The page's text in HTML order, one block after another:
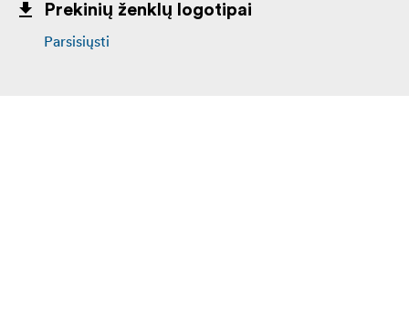
Prekinių ženklų logotipai
Parsisiųsti